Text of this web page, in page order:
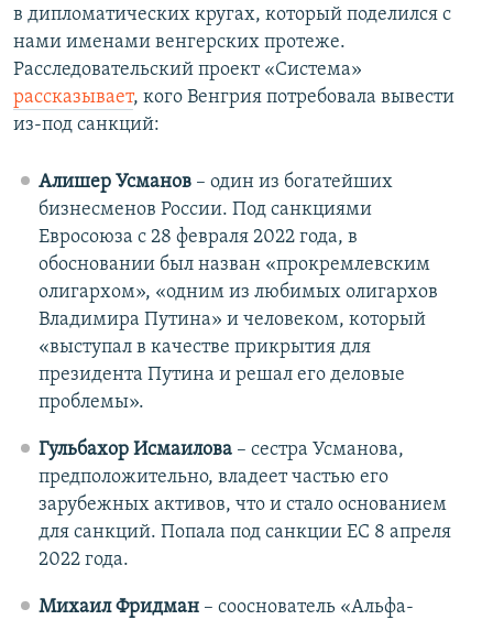
в дипломатических кругах, который поделился с
нами именами венгерских протеже.
Расследовательский проект «Система»
рассказывает, кого Венгрия потребовала вывести
из-под санкций:
Алишер Усманов– один из богатейших
бизнесменов России. Под санкциями
Евросоюза с 28 февраля 2022 года, в
обосновании был назван «прокремлевским
олигархом», «одним из любимых олигархов
Владимира Путина» и человеком, который
«выступал в качестве прикрытия для
президента Путина и решал его деловые
проблемы».
Гульбахор Исмаилова– сестра Усманова,
предположительно, владеет частью его
зарубежных активов, что и стало основанием
для санкций. Попала под санкции ЕС 8 апреля
2022 года.
Михаил Фридман– сооснователь «Альфа-